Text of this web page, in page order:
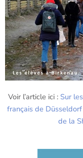
Voir l’article ici :Sur
français de
de la